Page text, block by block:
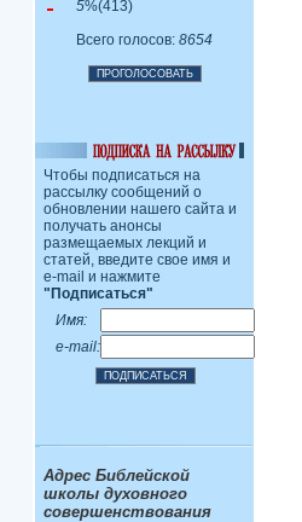
5%(413)
Всего голосов: 8654
Чтобы подписаться на
рассылку сообщений о
обновлении нашего сайта и
получать анонсы
размещаемых лекций и
статей, введите свое имя и
e-mail и нажмите
"Подписаться"
Имя:
e-mail:
Адрес Библейской
школы духовного
совершенствования